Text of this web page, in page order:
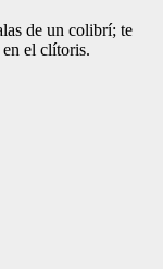
de un colibrí; te
el clítoris.